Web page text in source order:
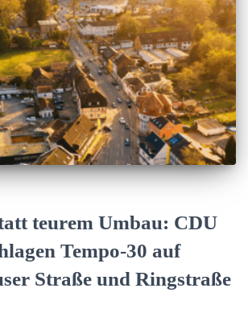
teurem Umbau: CDU
Tempo-30 auf
Straße und Ringstraße